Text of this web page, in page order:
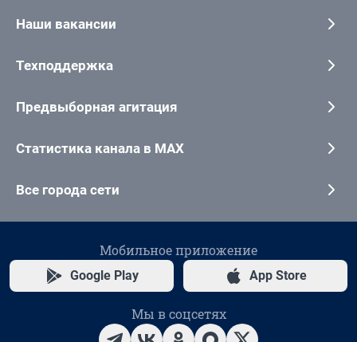
Наши вакансии
Техподдержка
Предвыборная агитация
Статистика канала в MAX
Все города сети
Мобильное приложение
Google Play App Store
Мы в соцсетях